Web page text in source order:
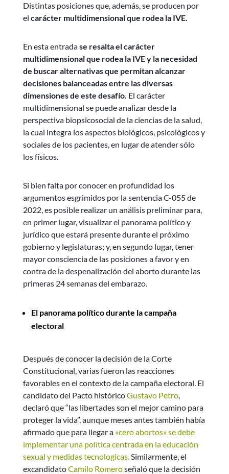
Distintas posiciones que, además, se producen por
el carácter multidimensional que rodea la IVE.
En esta entradase resalta el carácter
multidimensional que rodea la IVE y la necesidad
de buscar alternativas que permitan alcanzar
decisiones balanceadas entre las diversas
dimensiones de este desafío. El carácter
multidimensional se puede analizar desde la
perspectiva biopsicosocial de la ciencias de la salud,
la cual integra los aspectos biológicos, psicológicos y
sociales de los pacientes, en lugar de atender sólo
los físicos.
Si bien falta por conocer en profundidad los
argumentos esgrimidos por la sentencia C-055 de
2022, es posible realizar un análisis preliminar para,
en primer lugar, visualizar el panorama político y
jurídico que estará presente durante el próximo
gobierno y legislaturas; y, en segundo lugar, tener
mayor consciencia de las posiciones a favor y en
contra de la despenalización del aborto durante las
primeras 24 semanas del embarazo.
El panorama político durante la campaña
electoral
Después de conocer la decisión de la Corte
Constitucional, varias fueron las reacciones
favorables en el contexto de la campaña electoral. El
candidato del Pacto históricoGustavo Petro,
declaró que “las libertades son el mejor camino para
proteger la vida”, aunque meses antes también había
afirmado que para llegar a «cero abortos» se debe
implementar una política centrada en la educación
sexual y medidas tecnologicas.Similarmente, el
excandidatoCamilo Romeroseñaló que la decisión